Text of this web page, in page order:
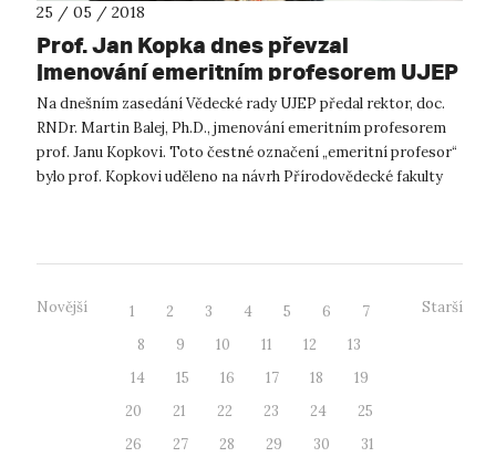
25 / 05 / 2018
Prof. Jan Kopka dnes převzal
jmenování emeritním profesorem UJEP
Na dnešním zasedání Vědecké rady UJEP předal rektor, doc.
RNDr. Martin Balej, Ph.D., jmenování emeritním profesorem
prof. Janu Kopkovi. Toto čestné označení „emeritní profesor“
bylo prof. Kopkovi uděleno na návrh Přírodovědecké fakulty
Novější 1 2 3 4 5 6
7
8
9 10 11 12
13
14
15 16 17 18
19
20
21 22 23 24
25
26
27 28 29 30
31
Starší